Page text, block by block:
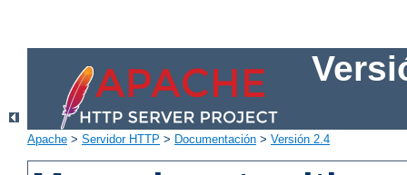
Apache > Servidor HTTP > Documentación > Versión 2.4